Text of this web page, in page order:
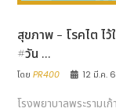
สุขภาพ - โรคไต ไว้
#วัน ...
โดยPR400 12 มี.ค.
โรงพยาบาลพระรามเ